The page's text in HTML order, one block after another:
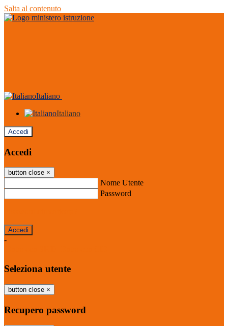
Salta al contenuto
Italiano
Italiano
Accedi
Accedi
button close ×
Nome Utente
Password
-
Seleziona utente
button close ×
Recupero password